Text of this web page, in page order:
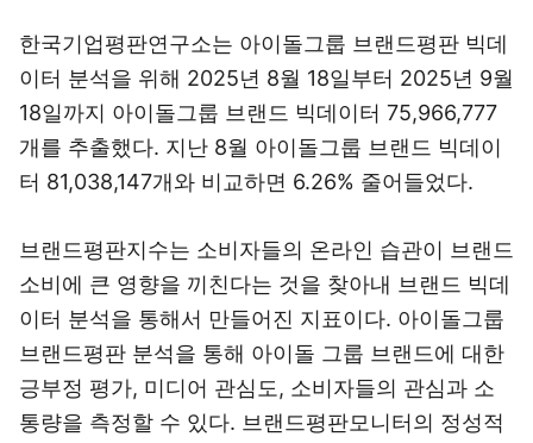
한국기업평판연구소는 아이돌그룹 브랜드평판 빅데
이터 분석을 위해 2025년 8월 18일부터 2025년 9월
18일까지 아이돌그룹 브랜드 빅데이터 75,966,777
개를 추출했다. 지난 8월 아이돌그룹 브랜드 빅데이
터 81,038,147개와 비교하면 6.26% 줄어들었다.
브랜드평판지수는 소비자들의 온라인 습관이 브랜드
소비에 큰 영향을 끼친다는 것을 찾아내 브랜드 빅데
이터 분석을 통해서 만들어진 지표이다. 아이돌그룹
브랜드평판 분석을 통해 아이돌 그룹 브랜드에 대한
긍부정 평가, 미디어 관심도, 소비자들의 관심과 소
통량을 측정할 수 있다. 브랜드평판모니터의 정성적